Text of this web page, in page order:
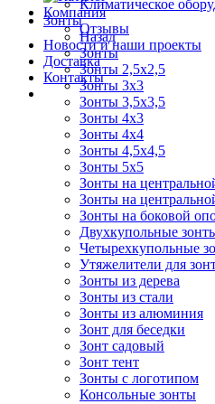
Компания
Отзывы
Новости и наши проекты
Доставка
Контакты
Климатическое
Зонты
Назад
Зонты
Зонты 2,5х2,5
Зонты 3х3
Зонты 3,5х3,5
Зонты 4х3
Зонты 4х4
Зонты 4,5х4,5
Зонты 5х5
Зонты на
Зонты на
Зонты на боковой
Двухкупольные
Четырехкупольные
Утяжелители для
Зонты из дерева
Зонты из стали
Зонты из алюминия
Зонт для беседки
Зонт садовый
Зонт тент
Зонты с логотипом
Консольные зонты